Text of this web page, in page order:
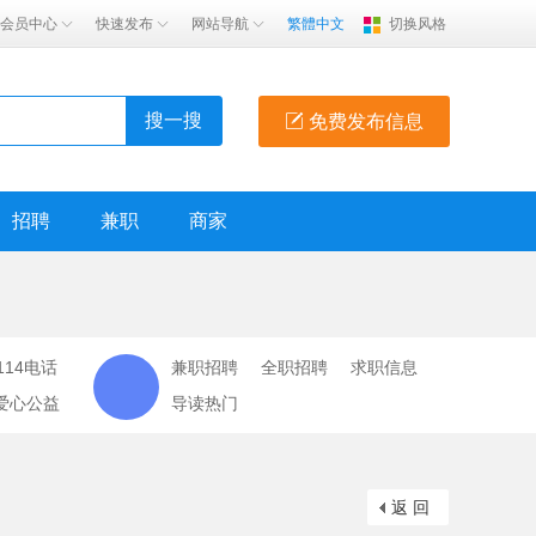
会员中心 快速发布 网站导航 繁體中文 切换风格
免费发布信息
搜一搜
招聘 兼职 商家
电话
心公益
兼职招聘 全职招聘
求职信息
导读热门
返 回